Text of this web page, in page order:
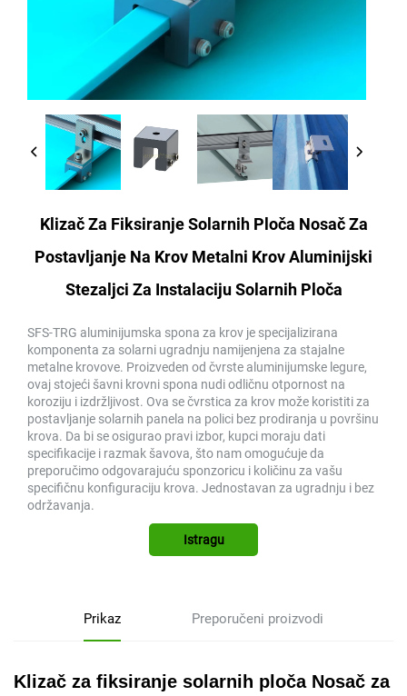
Klizač Za Fiksiranje Solarnih Ploča Nosač Za
Postavljanje Na Krov Metalni Krov Aluminijski
Stezaljci Za Instalaciju Solarnih Ploča
SFS-TRG aluminijumska spona za krov je specijalizirana
komponenta za solarni ugradnju namijenjena za stajalne
metalne krovove. Proizveden od čvrste aluminijumske legure,
ovaj stojeći šavni krovni spona nudi odličnu otpornost na
koroziju i izdržljivost. Ova se čvrstica za krov može koristiti za
postavljanje solarnih panela na polici bez prodiranja u površinu
krova. Da bi se osigurao pravi izbor, kupci moraju dati
specifikacije i razmak šavova, što nam omogućuje da
preporučimo odgovarajuću sponzoricu i količinu za vašu
specifičnu konfiguraciju krova. Jednostavan za ugradnju i bez
održavanja.
Istragu
Prikaz Preporučeni proizvodi
Klizač za fiksiranje solarnih ploča Nosač za